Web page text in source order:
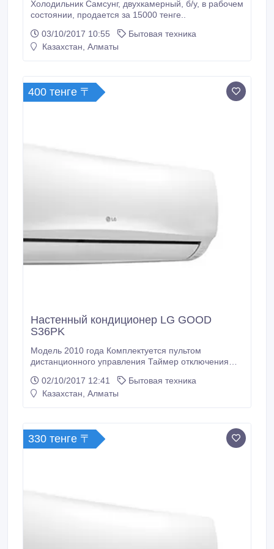
Холодильник Самсунг, двухкамерный, б/у, в рабочем
состоянии, продается за 15000 тенге..
03/10/2017 10:55
Бытовая техника
Казахстан, Алматы
400 тенге 〒
Настенный кондиционер LG GOOD
S36PK
Модель 2010 года Комплектуется пультом
дистанционного управления Таймер отключения
режим работы Режим Зима Лето Режим вентиляции
Функция теплого пуска Автоматический контроль в
воздушного потока Комплектуется медными
трубками Гарантия 24 месяца Монтаж от 10 000
тенге Возможность установки Низкотемпературного
02/10/2017 12:41
Бытовая техника
Казахстан, Алматы
330 тенге 〒